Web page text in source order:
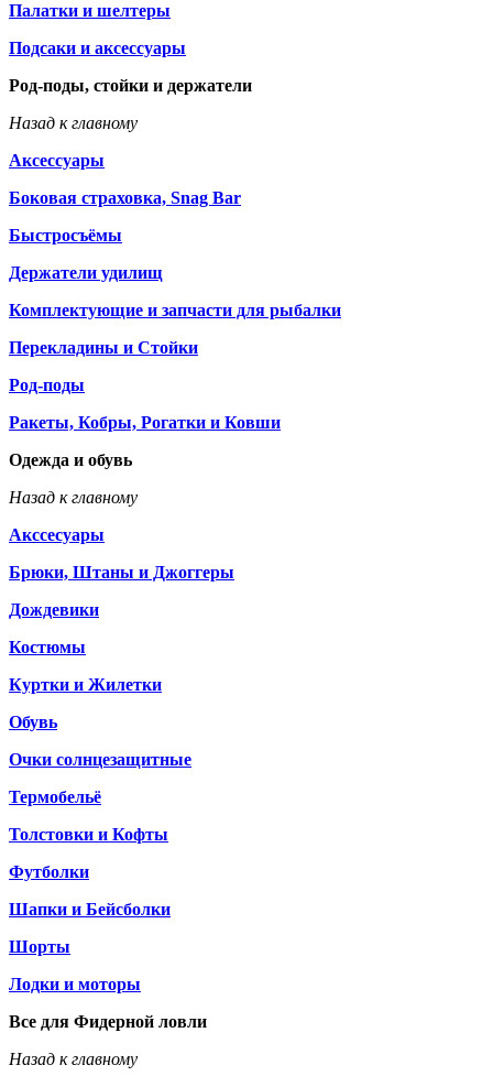
Палатки и шелтеры
Подсаки и аксессуары
Род-поды, стойки и держатели
Назад к главному
Аксессуары
Боковая страховка, Snag Bar
Быстросъёмы
Держатели удилищ
Комплектующие и запчасти для рыбалки
Перекладины и Стойки
Род-поды
Ракеты, Кобры, Рогатки и Ковши
Одежда и обувь
Назад к главному
Акссесуары
Брюки, Штаны и Джоггеры
Дождевики
Костюмы
Куртки и Жилетки
Обувь
Очки солнцезащитные
Термобельё
Толстовки и Кофты
Футболки
Шапки и Бейсболки
Шорты
Лодки и моторы
Все для Фидерной ловли
Назад к главному